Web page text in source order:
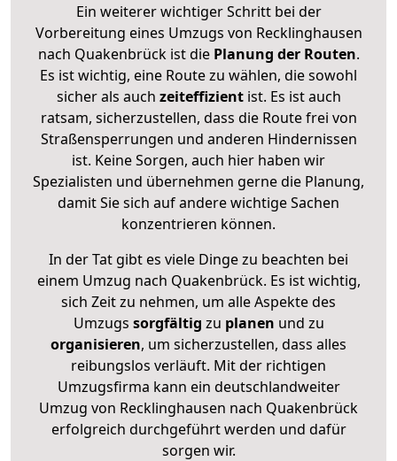
Ein weiterer wichtiger Schritt bei der
Vorbereitung eines Umzugs von Recklinghausen
nach Quakenbrück ist diePlanung der Routen.
Es ist wichtig, eine Route zu wählen, die sowohl
sicher als auch zeiteffizientist. Es ist auch
ratsam, sicherzustellen, dass die Route frei von
Straßensperrungen und anderen Hindernissen
ist. Keine Sorgen, auch hier haben wir
Spezialisten und übernehmen gerne die Planung,
damit Sie sich auf andere wichtige Sachen
konzentrieren können.
In der Tat gibt es viele Dinge zu beachten bei
einem Umzug nach Quakenbrück. Es ist wichtig,
sich Zeit zu nehmen, um alle Aspekte des
Umzugs sorgfältig zu planen und zu
organisieren, um sicherzustellen, dass alles
reibungslos verläuft. Mit der richtigen
Umzugsfirma kann ein deutschlandweiter
Umzug von Recklinghausen nach Quakenbrück
erfolgreich durchgeführt werden und dafür
sorgen wir.